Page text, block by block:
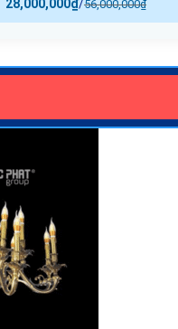
56,000,000₫
/
28,000,000₫